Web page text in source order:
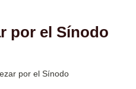
por el Sínodo